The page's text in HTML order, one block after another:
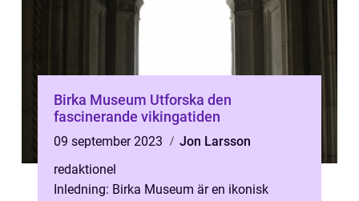
Birka Museum Utforska den
fascinerande vikingatiden
09 september 2023
Jon Larsson
redaktionel
Inledning: Birka Museum är en ikonisk